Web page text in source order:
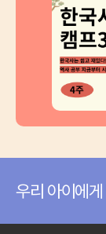
우리 아이에게